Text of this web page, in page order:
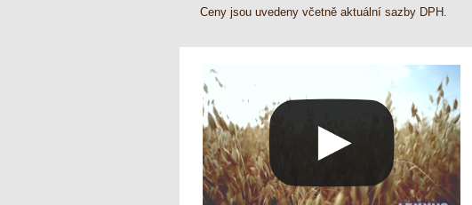
Ceny jsou uvedeny včetně aktuální sazby DPH.